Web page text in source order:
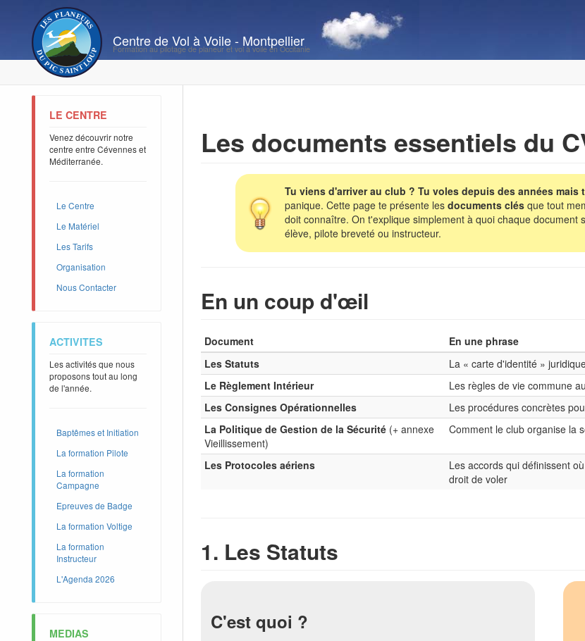
Formation au pilotage de planeur et vol à voile en Occitanie
LE CENTRE
Venez découvrir notre
centre entre Cévennes et
Méditerranée.
Le Centre
Le Matériel
Les Tarifs
Organisation
Nous Contacter
ACTIVITES
Les activités que nous
proposons tout au long
de l'année.
Baptêmes et Initiation
La formation Pilote
La formation
Campagne
Epreuves de Badge
La formation Voltige
La formation
Instructeur
L'Agenda 2026
MEDIAS
Les documents essentiels du
Tu viens d'arriver au club ? Tu voles depuis des années
panique. Cette page te présente lesdocuments clés que tout
doit connaître. On t'explique simplement à quoi chaque
élève, pilote breveté ou instructeur.
En un coup d'œil
Document En une phrase
Les Statuts
La « carte d'identité »
Le Règlement Intérieur
Les règles de vie commune
Les Consignes Opérationnelles
Les procédures concrètes
La Politique de Gestion de la Sécurité (+ annexe
Vieillissement)
Comment le club organise la
Les Protocoles aériens
Les accords qui définissent
droit de voler
1. Les Statuts
C'est quoi ?